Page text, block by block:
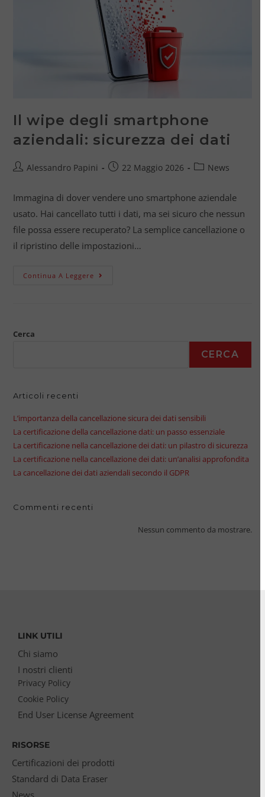
Il wipe degli smartphone
aziendali: sicurezza dei dati
Alessandro Papini 22 Maggio 2026 News
Immagina di dover vendere uno smartphone aziendale
usato. Hai cancellato tutti i dati, ma sei sicuro che nessun
file possa essere recuperato? La semplice cancellazione o
il ripristino delle impostazioni…
Continua A Leggere
Cerca
CERCA
Articoli recenti
L’importanza della cancellazione sicura dei dati sensibili
La certificazione della cancellazione dati: un passo essenziale
La certificazione nella cancellazione dei dati: un pilastro di sicurezza
La certificazione nella cancellazione dei dati: un’analisi approfondita
La cancellazione dei dati aziendali secondo il GDPR
Commenti recenti
Nessun commento da mostrare.
LINK UTILI
Chi siamo
I nostri clienti
Privacy Policy
Cookie Policy
End User License Agreement
RISORSE
Certificazioni dei prodotti
Standard di Data Eraser